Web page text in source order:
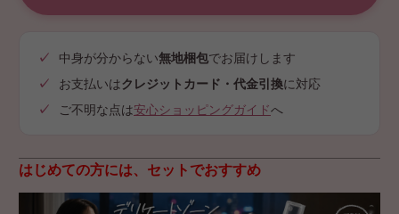
中身が分からない無地梱包でお届けします
お支払いはクレジットカード・代金引換に対応
ご不明な点は安心ショッピングガイドへ
はじめての方には、セットでおすすめ